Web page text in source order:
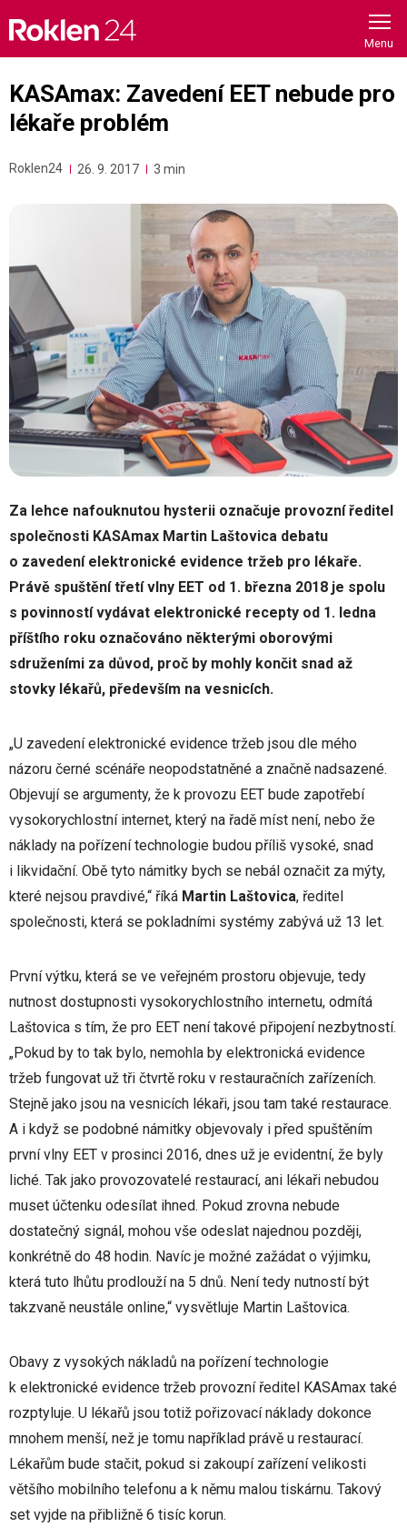
content
KASAmax: Zavedení EET nebude pro
lékaře problém
Roklen24 26. 9. 2017 3 min
Za lehce nafouknutou hysterii označuje provozní ředitel
společnosti KASAmax Martin Laštovica debatu
o zavedení elektronické evidence tržeb pro lékaře.
Právě spuštění třetí vlny EET od 1. března 2018 je spolu
s povinností vydávat elektronické recepty od 1. ledna
příštího roku označováno některými oborovými
sdruženími za důvod, proč by mohly končit snad až
stovky lékařů, především na vesnicích.
„U zavedení elektronické evidence tržeb jsou dle mého
názoru černé scénáře neopodstatněné a značně nadsazené.
Objevují se argumenty, že k provozu EET bude zapotřebí
vysokorychlostní internet, který na řadě míst není, nebo že
náklady na pořízení technologie budou příliš vysoké, snad
i likvidační. Obě tyto námitky bych se nebál označit za mýty,
které nejsou pravdivé,“ říká Martin Laštovica, ředitel
společnosti, která se pokladními systémy zabývá už 13 let.
První výtku, která se ve veřejném prostoru objevuje, tedy
nutnost dostupnosti vysokorychlostního internetu, odmítá
Laštovica s tím, že pro EET není takové připojení nezbytností.
„Pokud by to tak bylo, nemohla by elektronická evidence
tržeb fungovat už tři čtvrtě roku v restauračních zařízeních.
Stejně jako jsou na vesnicích lékaři, jsou tam také restaurace.
A i když se podobné námitky objevovaly i před spuštěním
první vlny EET v prosinci 2016, dnes už je evidentní, že byly
liché. Tak jako provozovatelé restaurací, ani lékaři nebudou
muset účtenku odesílat ihned. Pokud zrovna nebude
dostatečný signál, mohou vše odeslat najednou později,
konkrétně do 48 hodin. Navíc je možné zažádat o výjimku,
která tuto lhůtu prodlouží na 5 dnů. Není tedy nutností být
takzvaně neustále online,“ vysvětluje Martin Laštovica.
Obavy z vysokých nákladů na pořízení technologie
k elektronické evidence tržeb provozní ředitel KASAmax také
rozptyluje. U lékařů jsou totiž pořizovací náklady dokonce
mnohem menší, než je tomu například právě u restaurací.
Lékařům bude stačit, pokud si zakoupí zařízení velikosti
většího mobilního telefonu a k němu malou tiskárnu. Takový
set vyjde na přibližně 6 tisíc korun.